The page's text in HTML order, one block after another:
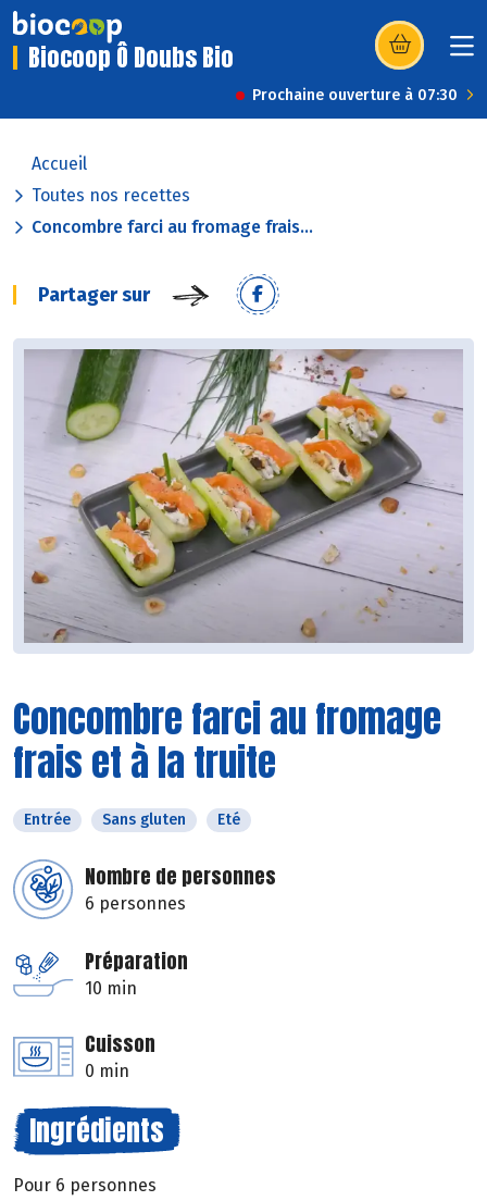
Biocoop Ô Doubs Bio (s’ouvre dans
Prochaine ouverture à 07:30
Accueil
Toutes nos recettes
Concombre farci au fromage frais...
Partager sur
Concombre farci au fromage
frais et à la truite
Entrée Sans gluten Eté
Nombre de personnes
6 personnes
Préparation
10 min
Cuisson
0 min
Ingrédients
Pour 6 personnes